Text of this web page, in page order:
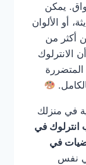
يمكن
أو الألوان
أكثر من
الانترلوك
في منزلك
انترلوك في
في
نفس